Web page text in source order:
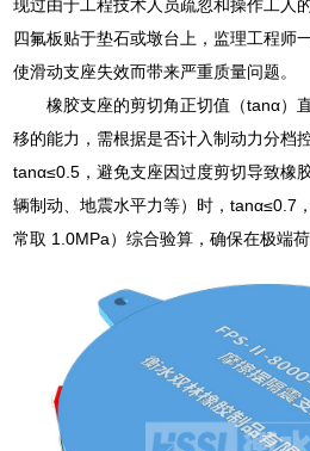
现过由于工程技术人员疏忽和操作工人
四氟板贴于垫石或墩台上，监理工程师
使滑动支座失效而带来严重质量问题。
橡胶支座的剪切角正切值（tanα）
移的能力，需根据是否计入制动力分档
tanα≤0.5，避免支座因过度剪切导致橡
辆制动、地震水平力等）时，tanα≤0.7
常取 1.0MPa）综合验算，确保在极端